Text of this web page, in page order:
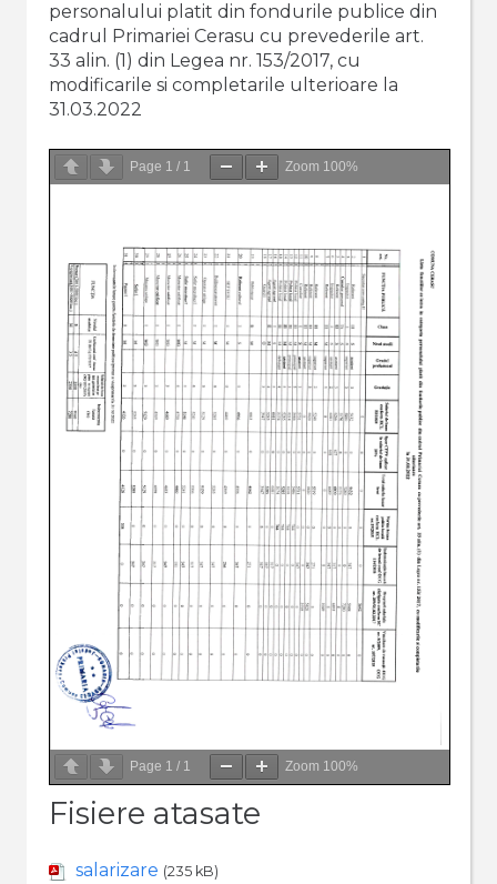
personalului platit din fondurile publice din
cadrul Primariei Cerasu cu prevederile art.
33 alin. (1) din Legea nr. 153/2017, cu
modificarile si completarile ulterioare la
31.03.2022
Page 1 / 1 Zoom 100%
Page 1 / 1 Zoom 100%
Fisiere atasate
salarizare (235 kB)